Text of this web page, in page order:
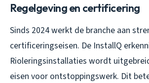
Regelgeving en certificering
Sinds 2024 werkt de branche aan
certificeringseisen. De InstallQ
Rioleringsinstallaties wordt
eisen voor ontstoppingswerk. Dit